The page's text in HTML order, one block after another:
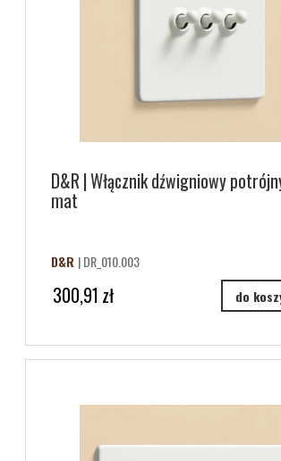
D&R | Włącznik dźwigniowy
mat
D&R | DR_010.003
300,91 zł do